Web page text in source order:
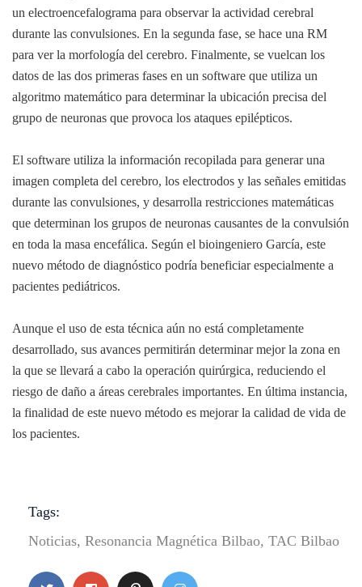
un electroencefalograma para observar la actividad cerebral
durante las convulsiones. En la segunda fase, se hace una RM
para ver la morfología del cerebro. Finalmente, se vuelcan los
datos de las dos primeras fases en un software que utiliza un
algoritmo matemático para determinar la ubicación precisa del
grupo de neuronas que provoca los ataques epilépticos.
El software utiliza la información recopilada para generar una
imagen completa del cerebro, los electrodos y las señales emitidas
durante las convulsiones, y desarrolla restricciones matemáticas
que determinan los grupos de neuronas causantes de la convulsión
en toda la masa encefálica. Según el bioingeniero García, este
nuevo método de diagnóstico podría beneficiar especialmente a
pacientes pediátricos.
Aunque el uso de esta técnica aún no está completamente
desarrollado, sus avances permitirán determinar mejor la zona en
la que se llevará a cabo la operación quirúrgica, reduciendo el
riesgo de daño a áreas cerebrales importantes. En última instancia,
la finalidad de este nuevo método es mejorar la calidad de vida de
los pacientes.
Tags:
Noticias, Resonancia Magnética Bilbao, TAC Bilbao